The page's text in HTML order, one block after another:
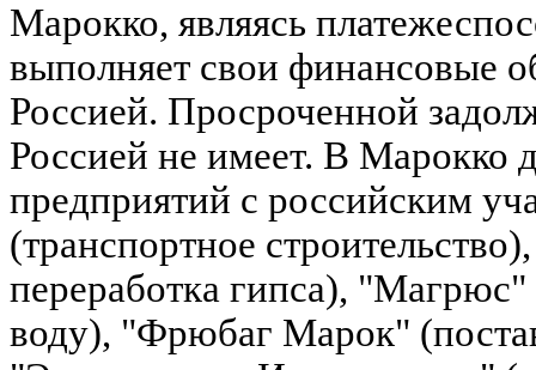
Марокко, являясь
выполняет свои финансовые
Россией. Просроченной
Россией не имеет. В Марокко
предприятий с российским
(транспортное
переработка гипса),
воду), "Фрюбаг Марок"